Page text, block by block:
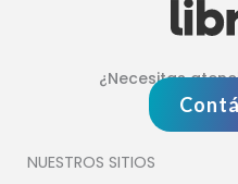
¿Necesitas
NUESTROS SITIOS